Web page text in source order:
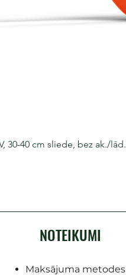
30-40 cm sliede, bez ak./lād.
NOTEIKUMI
Maksājuma metodes